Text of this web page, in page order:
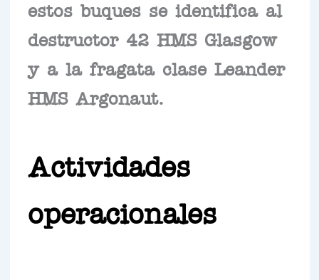
estos buques se identifica al
destructor 42 HMS Glasgow
y a la fragata clase Leander
HMS Argonaut.
Actividades
operacionales